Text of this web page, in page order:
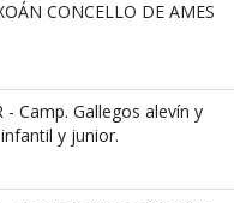
CONCELLO DE AMES
- Camp. Gallegos alevín y
y junior.